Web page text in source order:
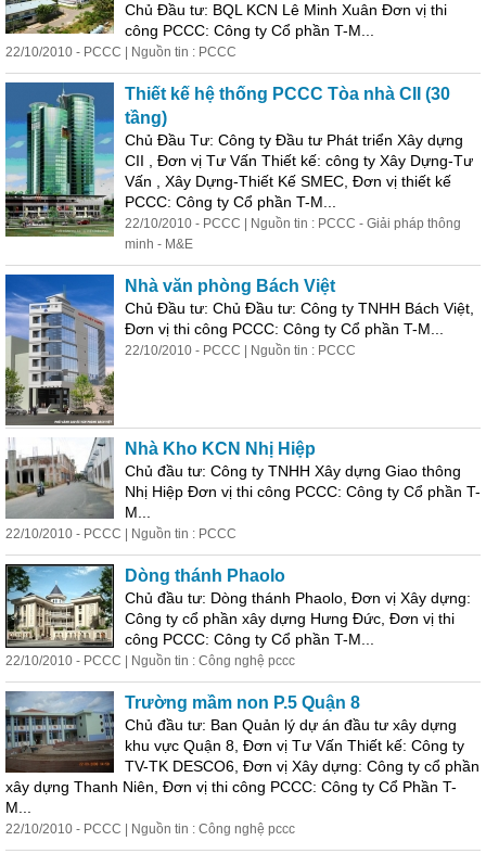
Chủ Đầu tư: BQL KCN Lê Minh Xuân Đơn vị thi
công PCCC: Công ty Cổ phần T-M...
22/10/2010 - PCCC | Nguồn tin : PCCC
Thiết kế hệ thống PCCC Tòa nhà CII (30
tầng)
Chủ Đầu Tư: Công ty Đầu tư Phát triển Xây dựng
CII , Đơn vị Tư Vấn Thiết kế: công ty Xây Dựng-Tư
Vấn , Xây Dựng-Thiết Kế SMEC, Đơn vị thiết kế
PCCC: Công ty Cổ phần T-M...
22/10/2010 - PCCC | Nguồn tin : PCCC - Giải pháp thông
minh - M&E
Nhà văn phòng Bách Việt
Chủ Đầu tư: Chủ Đầu tư: Công ty TNHH Bách Việt,
Đơn vị thi công PCCC: Công ty Cổ phần T-M...
22/10/2010 - PCCC | Nguồn tin : PCCC
Nhà Kho KCN Nhị Hiệp
Chủ đầu tư: Công ty TNHH Xây dựng Giao thông
Nhị Hiệp Đơn vị thi công PCCC: Công ty Cổ phần T-
M...
22/10/2010 - PCCC | Nguồn tin : PCCC
Dòng thánh Phaolo
Chủ đầu tư: Dòng thánh Phaolo, Đơn vị Xây dựng:
Công ty cổ phần xây dựng Hưng Đức, Đơn vị thi
công PCCC: Công ty Cổ phần T-M...
22/10/2010 - PCCC | Nguồn tin : Công nghệ pccc
Trường mầm non P.5 Quận 8
Chủ đầu tư: Ban Quản lý dự án đầu tư xây dựng
khu vực Quận 8, Đơn vị Tư Vấn Thiết kế: Công ty
TV-TK DESCO6, Đơn vị Xây dựng: Công ty cổ phần
xây dựng Thanh Niên, Đơn vị thi công PCCC: Công ty Cổ Phần T-
M...
22/10/2010 - PCCC | Nguồn tin : Công nghệ pccc